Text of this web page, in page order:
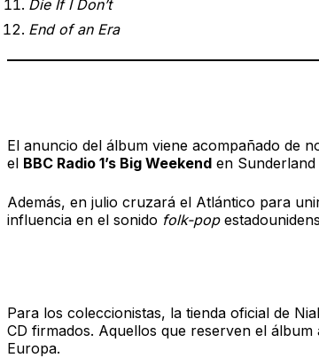
Die If I Don’t
End of an Era
El anuncio del álbum viene acompañado de
el BBC Radio 1’s Big Weekend en
Además, en julio cruzará el Atlántico para
influencia en el sonido folk-pop
Para los coleccionistas, la tienda oficial de
CD firmados. Aquellos que reserven el
Europa.